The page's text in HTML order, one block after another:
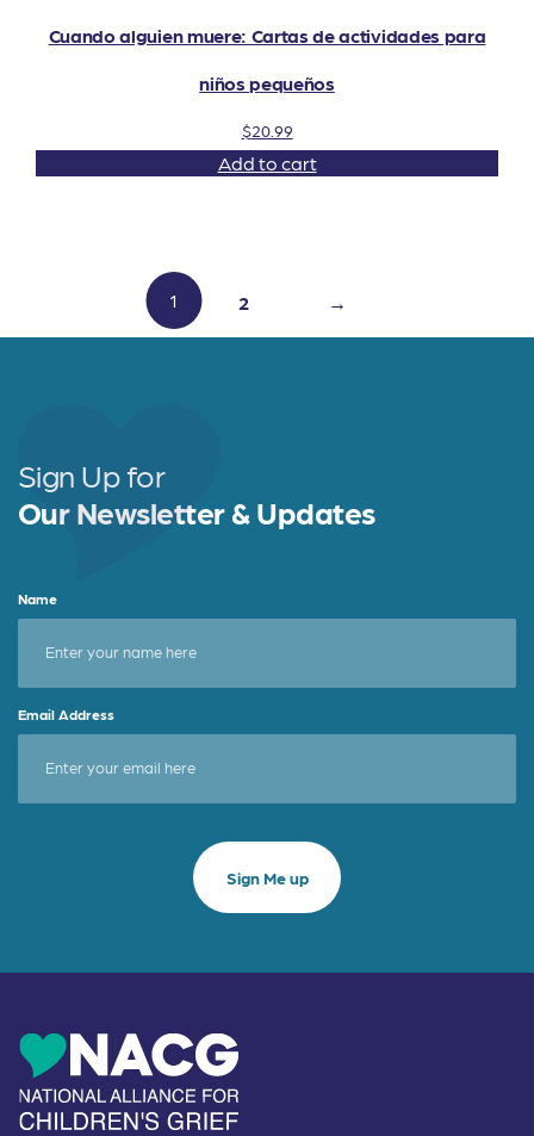
Cuando alguien muere: Cartas de actividades para
niños pequeños
$20.99
Add to cart
1 2 →
Sign Up for
Our Newsletter & Updates
Name
Email Address